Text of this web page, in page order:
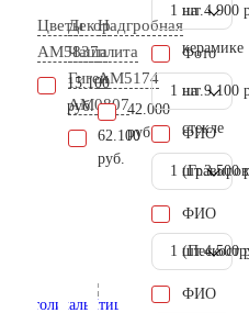
Цветы
AM5837
15.100
руб.
Декор
Чаша
Гигеи
AM0807
62.100
руб.
Надгробная
плита
AM5174
42.000
руб.
на
керамике
1 шт. 4.900
Фото
на
стекле
1 шт. 9.100
ФИО
1 шт.3.500
ФИО
1 шт.4.500
ФИО